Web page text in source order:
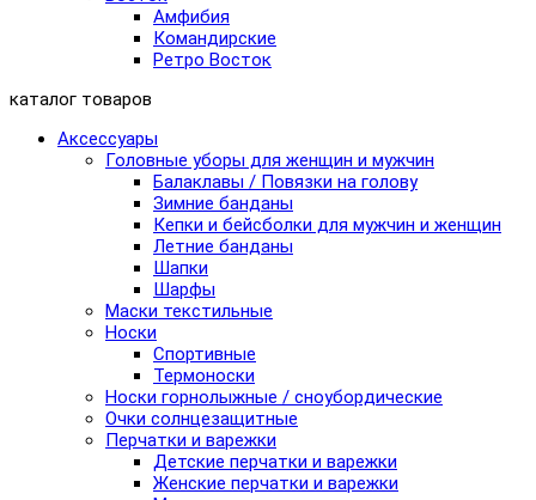
Амфибия
Командирские
Ретро Восток
каталог товаров
Аксессуары
Головные уборы для женщин и мужчин
Балаклавы / Повязки на голову
Зимние банданы
Кепки и бейсболки для мужчин и женщин
Летние банданы
Шапки
Шарфы
Маски текстильные
Носки
Спортивные
Термоноски
Носки горнолыжные / сноубордические
Очки солнцезащитные
Перчатки и варежки
Детские перчатки и варежки
Женские перчатки и варежки